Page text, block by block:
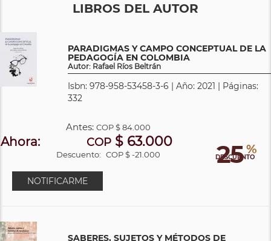
LIBROS DEL AUTOR
PARADIGMAS Y CAMPO CONCEPTUAL DE LA
PEDAGOGÍA EN COLOMBIA
Autor: Rafael Ríos Beltrán
Isbn: 978-958-53458-3-6 | Año: 2021 | Páginas:
332
25 %
DESCUENTO
Antes:COP$ 84.000
Ahora: COP $ 63.000
Descuento: COP $ -21.000
NOTIFICARME
SABERES, SUJETOS Y MÉTODOS DE